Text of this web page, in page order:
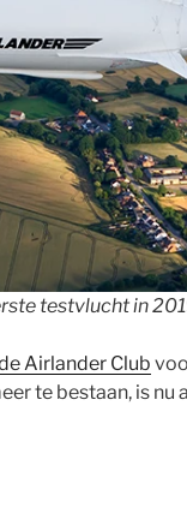
testvlucht in
Airlander Club
te bestaan, is nu